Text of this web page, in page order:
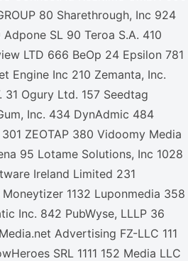
80 Sharethrough, Inc 924
SL 90 Teroa S.A. 410
LTD 666 BeOp 24 Epsilon 781
Engine Inc 210 Zemanta, Inc.
31 Ogury Ltd. 157 Seedtag
Inc. 434 DynAdmic 484
ZEOTAP 380 Vidoomy Media
95 Lotame Solutions, Inc 1028
Ireland Limited 231
1132 Luponmedia 358
Inc. 842 PubWyse, LLLP 36
Advertising FZ-LLC 111
SRL 1111 152 Media LLC